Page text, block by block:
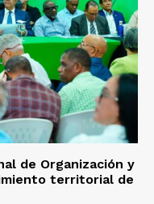
de Organización y
territorial de